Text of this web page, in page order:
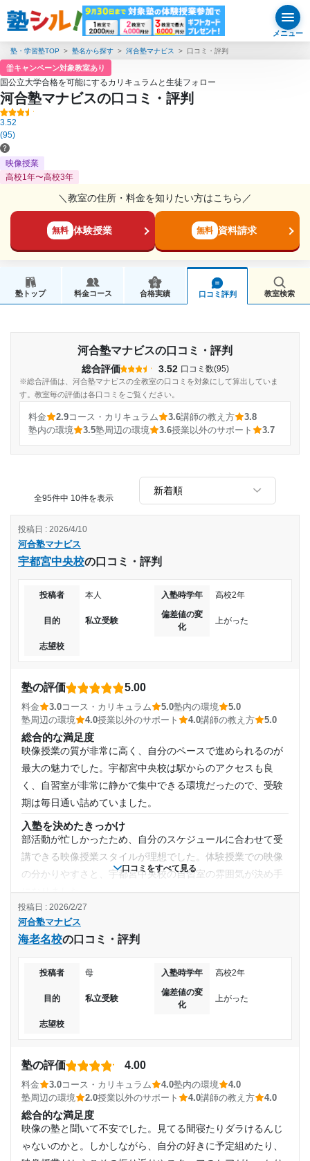
メニュー
塾・学習塾TOP 塾名から探す 河合塾マナビス 口コミ・評判
キャンペーン対象教室あり
国公立大学合格を可能にするカリキュラムと生徒フォロー
河合塾マナビスの口コミ・評判
3.52
(95)
映像授業
高校1年〜高校3年
＼教室の住所・料金を知りたい方はこちら／
無料 体験授業 無料 資料請求
塾トップ 料金コース 合格実績 口コミ評判 教室検索
河合塾マナビスの口コミ・評判
総合評価 3.52 口コミ数(95)
※総合評価は、河合塾マナビスの全教室の口コミを対象にして算出していま
す。教室毎の評価は各口コミをご覧ください。
料金 2.9コース・カリキュラム 3.6講師の教え方
3.8
塾内の環境
3.5塾周辺の環境 3.6授業以外のサポート 3.7
全95件中 10件を表示
口コミをすべて見る
河合塾マナビス
宇都宮中央校の口コミ・評判
投稿日 : 2026/4/10
投稿者 本人 入塾時学年 高校2年
目的 私立受験
偏差値の変
化
上がった
志望校
塾の評価 5.00
料金 3.0コース・カリキュラム 5.0塾内の環境
5.0
塾周辺の環境
4.0授業以外のサポート 4.0講師の教え方 5.0
総合的な満足度
映像授業の質が非常に高く、自分のペースで進められるのが
最大の魅力でした。宇都宮中央校は駅からのアクセスも良
く、自習室が非常に静かで集中できる環境だったので、受験
期は毎日通い詰めていました。
入塾を決めたきっかけ
部活動が忙しかったため、自分のスケジュールに合わせて受
講できる映像授業スタイルが理想でした。体験授業での映像
の分かりやすさと、宇都宮中央校の自習室の雰囲気が決め手
塾の雰囲気
とても自由
料金
を毎日利用でき、質の高い映像授業を何度も見返せることを
考えれば、コスパは悪くないと思います。無理な勧誘もな
く、必要な講座だけを提案してくれました。
コース・カリキュラム
羅されており、特に理系科目の解説は目から鱗が落ちるほど
るので、自分の実力に合わせた最適なプランを組むことがで
きました。
講師の教え方
大学生のアシスタントアドバイザーさんが親身になって相談
河合塾マナビス
海老名校の口コミ・評判
投稿日 : 2026/2/27
投稿者 母 入塾時学年 高校2年
目的 私立受験
偏差値の変
化
上がった
志望校
塾の評価 4.00
料金 3.0コース・カリキュラム 4.0塾内の環境
4.0
塾周辺の環境
2.0授業以外のサポート 4.0講師の教え方 4.0
総合的な満足度
映像の塾と聞いて不安でした。見てる間寝たりダラけるんじ
ゃないのかと。しかしながら、自分の好きに予定組めたり、